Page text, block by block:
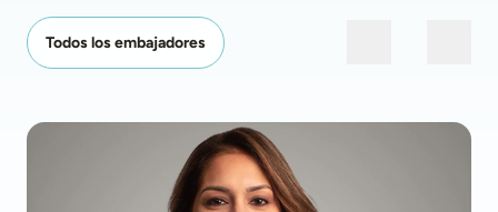
Todos los embajadores